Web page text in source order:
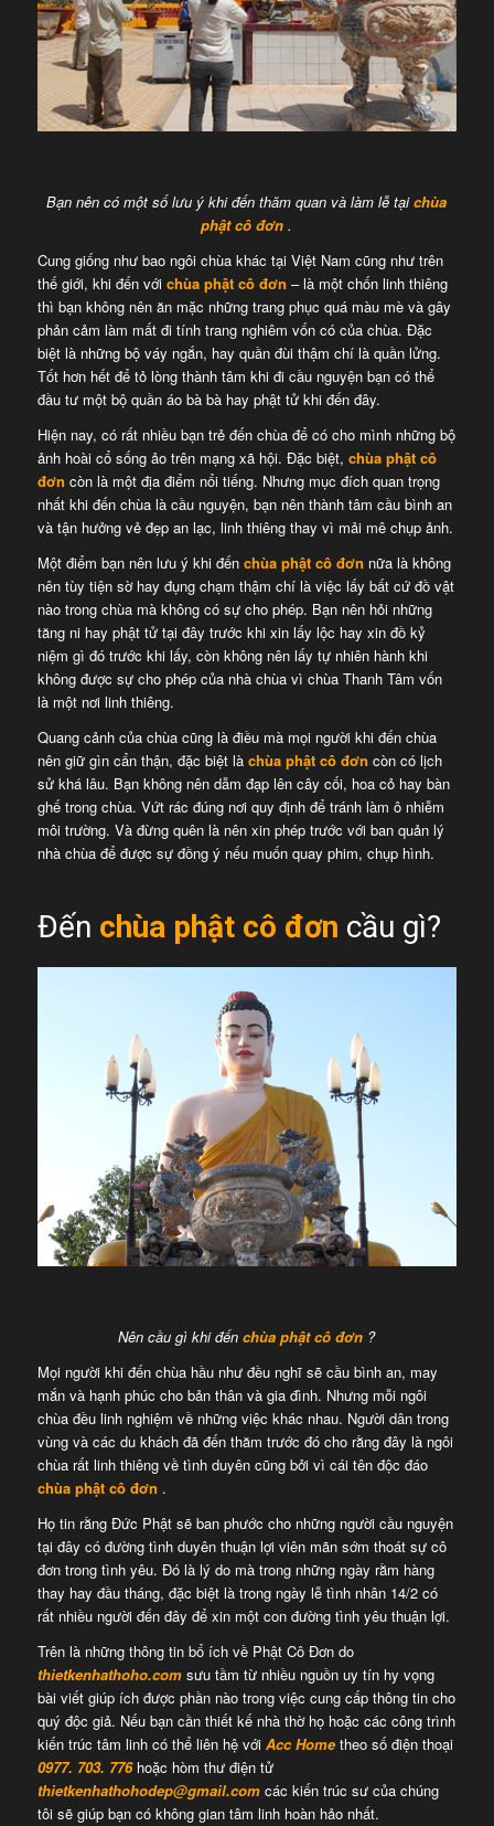
Bạn nên có một số lưu ý khi đến thăm quan và làm lễ tạichùa
phật cô đơn.
Cung giống như bao ngôi chùa khác tại Việt Nam cũng như trên
thế giới, khi đến với chùa phật cô đơn – là một chốn linh thiêng
thì bạn không nên ăn mặc những trang phục quá màu mè và gây
phản cảm làm mất đi tính trang nghiêm vốn có của chùa. Đặc
biệt là những bộ váy ngắn, hay quần đùi thậm chí là quần lửng.
Tốt hơn hết để tỏ lòng thành tâm khi đi cầu nguyện bạn có thể
đầu tư một bộ quần áo bà bà hay phật tử khi đến đây.
Hiện nay, có rất nhiều bạn trẻ đến chùa để có cho mình những bộ
ảnh hoài cổ sống ảo trên mạng xã hội. Đặc biệt, chùa phật cô
đơn còn là một địa điểm nổi tiếng. Nhưng mục đích quan trọng
nhất khi đến chùa là cầu nguyện, bạn nên thành tâm cầu bình an
và tận hưởng vẻ đẹp an lạc, linh thiêng thay vì mải mê chụp ảnh.
Một điểm bạn nên lưu ý khi đến chùa phật cô đơn nữa là không
nên tùy tiện sờ hay đụng chạm thậm chí là việc lấy bất cứ đồ vật
nào trong chùa mà không có sự cho phép. Bạn nên hỏi những
tăng ni hay phật tử tại đây trước khi xin lấy lộc hay xin đồ kỷ
niệm gì đó trước khi lấy, còn không nên lấy tự nhiên hành khi
không được sự cho phép của nhà chùa vì chùa Thanh Tâm vốn
là một nơi linh thiêng.
Quang cảnh của chùa cũng là điều mà mọi người khi đến chùa
nên giữ gìn cẩn thận, đặc biệt là chùa phật cô đơn còn có lịch
sử khá lâu. Bạn không nên dẫm đạp lên cây cối, hoa cỏ hay bàn
ghế trong chùa. Vứt rác đúng nơi quy định để tránh làm ô nhiễm
môi trường. Và đừng quên là nên xin phép trước với ban quản lý
nhà chùa để được sự đồng ý nếu muốn quay phim, chụp hình.
Đến chùa phật cô đơn cầu gì?
Nên cầu gì khi đếnchùa phật cô đơn ?
Mọi người khi đến chùa hầu như đều nghĩ sẽ cầu bình an, may
mắn và hạnh phúc cho bản thân và gia đình. Nhưng mỗi ngôi
chùa đều linh nghiệm về những việc khác nhau. Người dân trong
vùng và các du khách đã đến thăm trước đó cho rằng đây là ngôi
chùa rất linh thiêng về tình duyên cũng bởi vì cái tên độc đáo
chùa phật cô đơn .
Họ tin rằng Đức Phật sẽ ban phước cho những người cầu nguyện
tại đây có đường tình duyên thuận lợi viên mãn sớm thoát sự cô
đơn trong tình yêu. Đó là lý do mà trong những ngày rằm hàng
thay hay đầu tháng, đặc biệt là trong ngày lễ tình nhân 14/2 có
rất nhiều người đến đây để xin một con đường tình yêu thuận lợi.
Trên là những thông tin bổ ích về Phật Cô Đơn do
thietkenhathoho.comsưu tầm từ nhiều nguồn uy tín hy vọng
bài viết giúp ích được phần nào trong việc cung cấp thông tin cho
quý độc giả. Nếu bạn cần thiết kế nhà thờ họ hoặc các công trình
kiến trúc tâm linh có thể liên hệ với Acc Hometheo số điện thoại
0977. 703. 776hoặc hòm thư điện tử
thietkenhathohodep@gmail.comcác kiến trúc sư của chúng
tôi sẽ giúp bạn có không gian tâm linh hoàn hảo nhất.